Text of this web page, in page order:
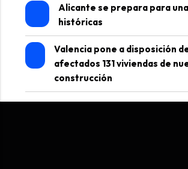
Alicante se prepara para
históricas
Valencia pone a disposición
afectados 131 viviendas de
construcción